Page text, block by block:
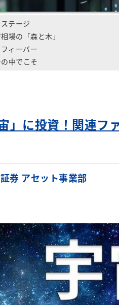
テージ
場の「森と木」
ィーバー
中でこそ
」に投資！関連フ
アセット事業部